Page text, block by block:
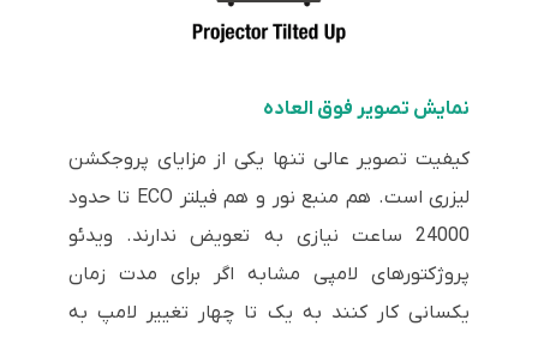
نمایش تصویر فوق العاده
کیفیت تصویر عالی تنها یکی از مزایای پروجکشن
لیزری است. هم منبع نور و هم فیلتر ECO تا حدود
24000 ساعت نیازی به تعویض ندارند. ویدئو
پروژکتورهای لامپی مشابه اگر برای مدت زمان
یکسانی کار کنند به یک تا چهار تغییر لامپ به